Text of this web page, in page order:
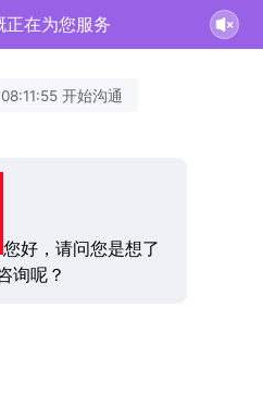
正在为您服务
开始沟通
您好，请问您是想了
询呢？